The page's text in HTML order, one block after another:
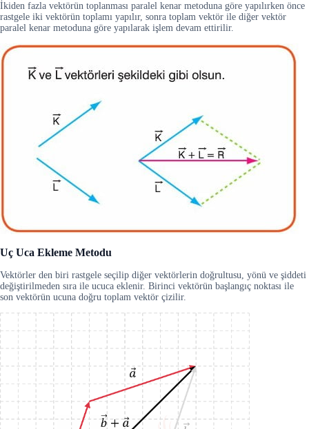
İkiden fazla vektörün toplanması paralel kenar metoduna göre yapılırken önce
rastgele iki vektörün toplamı yapılır, sonra toplam vektör ile diğer vektör
paralel kenar metoduna göre yapılarak işlem devam ettirilir.
Uç Uca Ekleme Metodu
Vektörler den biri rastgele seçilip diğer vektörlerin doğrultusu, yönü ve şiddeti
değiştirilmeden sıra ile ucuca eklenir. Birinci vektörün başlangıç noktası ile
son vektörün ucuna doğru toplam vektör çizilir.